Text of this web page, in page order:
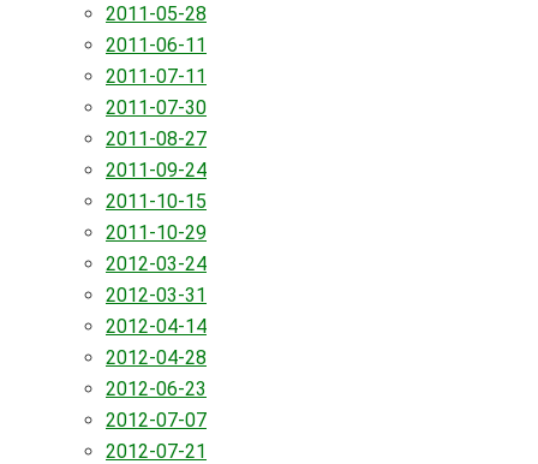
2011-05-28
2011-06-11
2011-07-11
2011-07-30
2011-08-27
2011-09-24
2011-10-15
2011-10-29
2012-03-24
2012-03-31
2012-04-14
2012-04-28
2012-06-23
2012-07-07
2012-07-21